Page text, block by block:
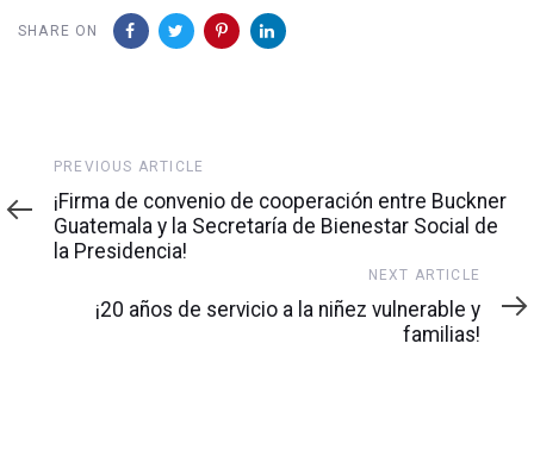
SHARE ON
Previous
Article
PREVIOUS ARTICLE
¡Firma de convenio de cooperación entre Buckner
Guatemala y la Secretaría de Bienestar Social de
la Presidencia!
NEXT ARTICLE
¡20 años de servicio a la niñez vulnerable y
familias!